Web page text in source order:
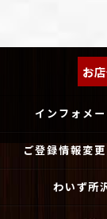
お
インフォメ
ご登録情報変
わいず所